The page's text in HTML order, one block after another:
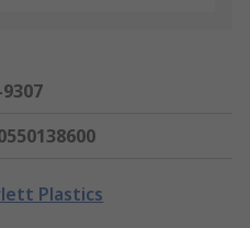
Plastics